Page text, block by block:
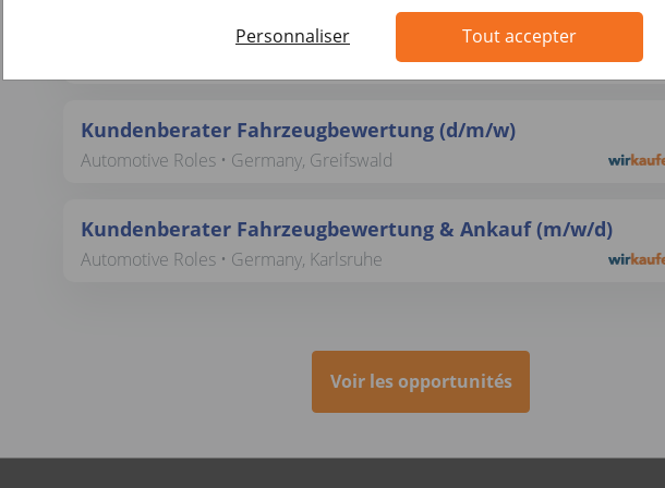
Personnaliser Tout accepter
Bürokraft / Servicemitarbeiter mit KFZ-Kenntnissen (d/m/
Kundenberater Fahrzeugbewertung (d/m/w)
Automotive Roles • Germany, Greifswald
Kundenberater Fahrzeugbewertung & Ankauf (m/w/d)
Automotive Roles • Germany, Karlsruhe
Voir les opportunités